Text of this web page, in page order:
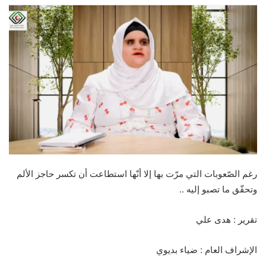
رغم الصّعوبات التي مرّت بها إلا أنّها استطاعت أن تكسر حاجز الألم
وتحقّق ما تصبو إليه ..
تقرير : هدى علي
الإشراف العام : ضياء بديوي